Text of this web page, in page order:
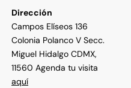
Dirección
Campos Elíseos 136
Colonia Polanco V Secc.
Miguel Hidalgo CDMX,
11560 Agenda tu visita
aquí